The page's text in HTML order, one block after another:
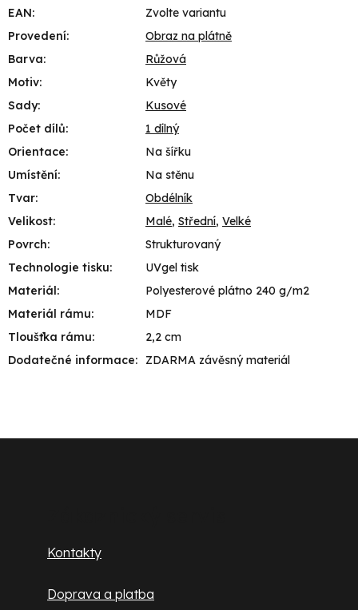
EAN:
Zvolte variantu
Provedení:
Obraz na plátně
Barva:
Růžová
Motiv:
Květy
Sady:
Kusové
Počet dílů:
1 dílný
Orientace:
Na šířku
Umístění:
Na stěnu
Tvar:
Obdélník
Velikost: Malé, Střední, Velké
Povrch:
Strukturovaný
Technologie tisku:
UVgel tisk
Materiál:
Polyesterové plátno 240 g/m2
Materiál rámu:
MDF
Tloušťka rámu:
2,2 cm
Dodatečné informace: ZDARMA závěsný materiál
Kontakty
Doprava a platba